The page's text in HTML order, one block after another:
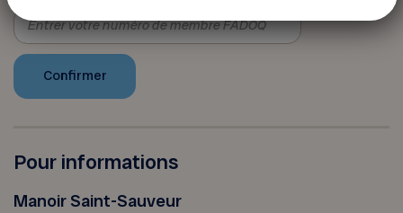
Pour informations
Manoir Saint-Sauveur